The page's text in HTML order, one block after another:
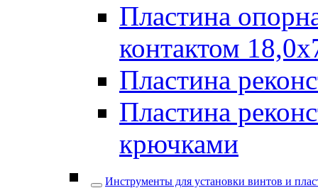
Пластина
контактом
Пластина
Пластина
крючками
Инструменты для установки винтов и